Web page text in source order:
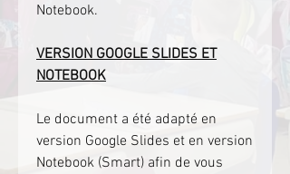
Notebook.
VERSION GOOGLE SLIDES ET
NOTEBOOK
Le document a été adapté en
version Google Slides et en version
Notebook (Smart) afin de vous